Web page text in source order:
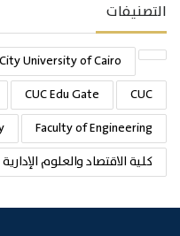
التصنيفات
City University of Cairo
CUC
CUC Edu Gate
Faculty of Engineering
كلية الاقتصاد والعلوم الإدارية